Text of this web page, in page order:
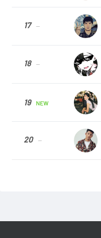
17 --
18 --
19 NEW
20 --